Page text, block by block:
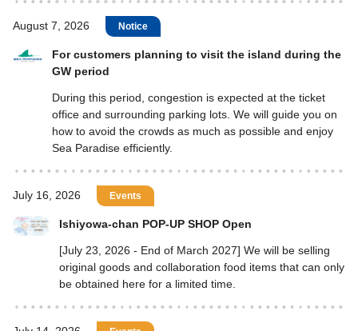
August 7, 2026 Notice
For customers planning to visit the island during the
GW period
During this period, congestion is expected at the ticket
office and surrounding parking lots. We will guide you on
how to avoid the crowds as much as possible and enjoy
Sea Paradise efficiently.
July 16, 2026 Events
Ishiyowa-chan POP-UP SHOP Open
[July 23, 2026 - End of March 2027] We will be selling
original goods and collaboration food items that can only
be obtained here for a limited time.